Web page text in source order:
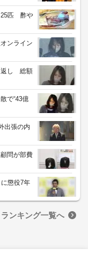
25匹 酢や
ンライン
返し 総額
で“43億
出張の内
問が部費
懲役7年
ランキング一覧へ